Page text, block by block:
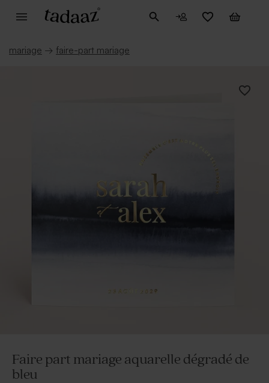
mariage → faire-part mariage
Faire part mariage aquarelle dégradé de
bleu